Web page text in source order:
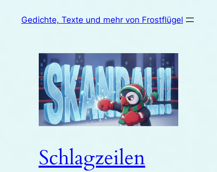
InhaltGedichte, Texte und mehr von Frostflügel
Schlagzeilen